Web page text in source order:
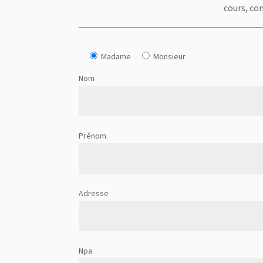
cours,
Madame
Monsieur
Nom
Prénom
Adresse
Npa